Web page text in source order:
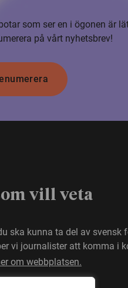
som ser en i ögonen är
på vårt nyhetsbrev!
vill veta
ska kunna ta del av svensk
vi journalister att komma i
om webbplatsen.